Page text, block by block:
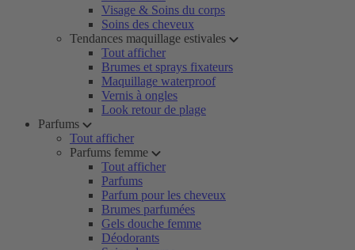
Visage & Soins du corps
Soins des cheveux
Tendances maquillage estivales
Tout afficher
Brumes et sprays fixateurs
Maquillage waterproof
Vernis à ongles
Look retour de plage
Parfums
Tout afficher
Parfums femme
Tout afficher
Parfums
Parfum pour les cheveux
Brumes parfumées
Gels douche femme
Déodorants